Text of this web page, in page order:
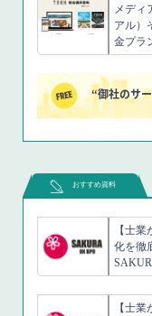
メディ
アル）
金プラ
“御社のサ
おすすめ資料
【士
化を徹
【士